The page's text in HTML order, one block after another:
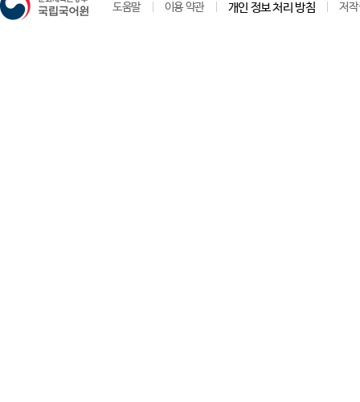
도움말 이용 약관 개인 정보 처리 방침 저